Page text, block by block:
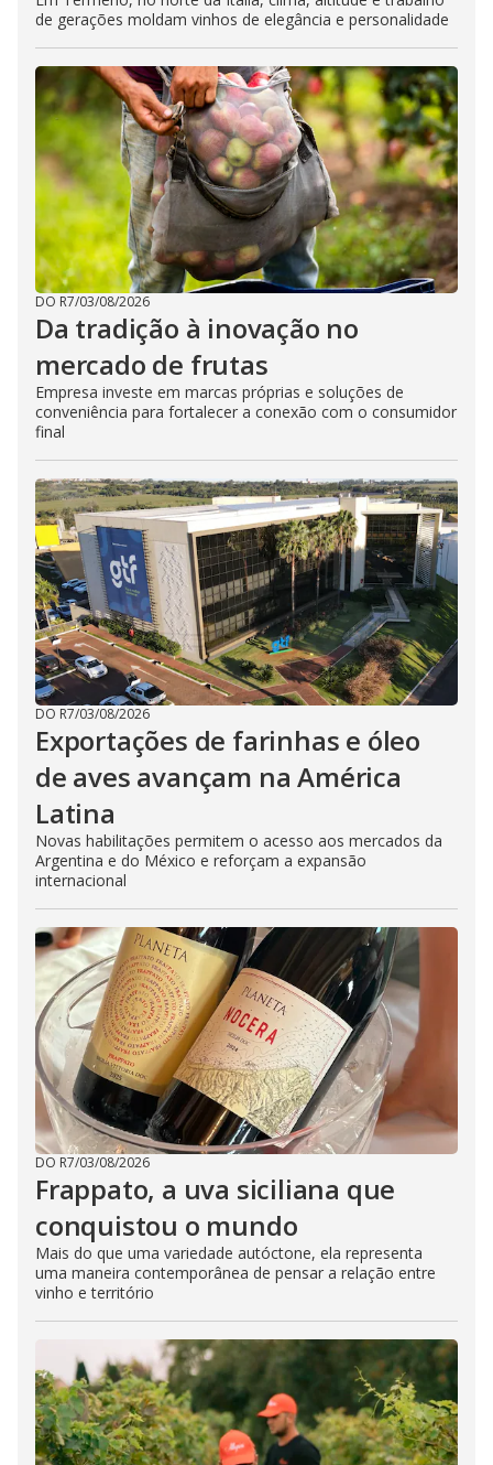
de gerações moldam vinhos de elegância e personalidade
DO R7/03/08/2026
Da tradição à inovação no
mercado de frutas
Empresa investe em marcas próprias e soluções de
conveniência para fortalecer a conexão com o consumidor
final
DO R7/03/08/2026
Exportações de farinhas e óleo
de aves avançam na América
Latina
Novas habilitações permitem o acesso aos mercados da
Argentina e do México e reforçam a expansão
internacional
DO R7/03/08/2026
Frappato, a uva siciliana que
conquistou o mundo
Mais do que uma variedade autóctone, ela representa
uma maneira contemporânea de pensar a relação entre
vinho e território